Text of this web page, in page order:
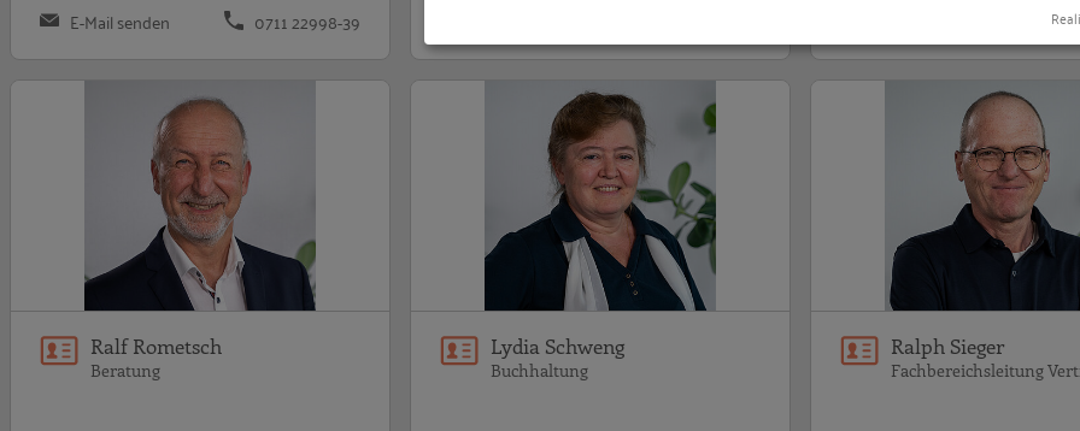
E-Mail senden 0711 22998-39
Ralf Rometsch
Beratung
Lydia Schweng
Buchhaltung
Ralph Sieger
Fachbereichsleitung